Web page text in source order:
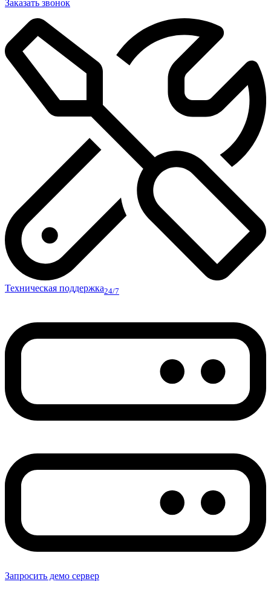
Заказать звонок
Техническая поддержка24/7
Запросить демо сервер